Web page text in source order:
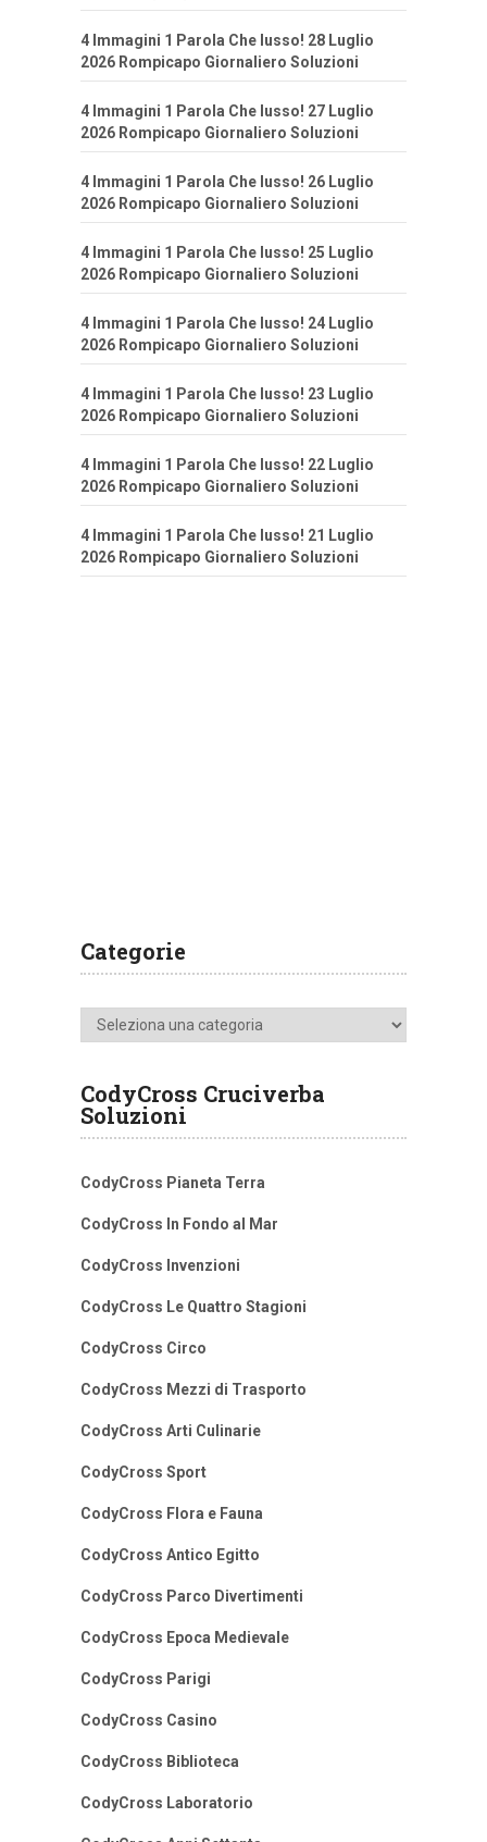
4 Immagini 1 Parola Che lusso! 28 Luglio
2026 Rompicapo Giornaliero Soluzioni
4 Immagini 1 Parola Che lusso! 27 Luglio
2026 Rompicapo Giornaliero Soluzioni
4 Immagini 1 Parola Che lusso! 26 Luglio
2026 Rompicapo Giornaliero Soluzioni
4 Immagini 1 Parola Che lusso! 25 Luglio
2026 Rompicapo Giornaliero Soluzioni
4 Immagini 1 Parola Che lusso! 24 Luglio
2026 Rompicapo Giornaliero Soluzioni
4 Immagini 1 Parola Che lusso! 23 Luglio
2026 Rompicapo Giornaliero Soluzioni
4 Immagini 1 Parola Che lusso! 22 Luglio
2026 Rompicapo Giornaliero Soluzioni
4 Immagini 1 Parola Che lusso! 21 Luglio
2026 Rompicapo Giornaliero Soluzioni
Categorie
Categorie
CodyCross Cruciverba
Soluzioni
CodyCross Pianeta Terra
CodyCross In Fondo al Mar
CodyCross Invenzioni
CodyCross Le Quattro Stagioni
CodyCross Circo
CodyCross Mezzi di Trasporto
CodyCross Arti Culinarie
CodyCross Sport
CodyCross Flora e Fauna
CodyCross Antico Egitto
CodyCross Parco Divertimenti
CodyCross Epoca Medievale
CodyCross Parigi
CodyCross Casino
CodyCross Biblioteca
CodyCross Laboratorio